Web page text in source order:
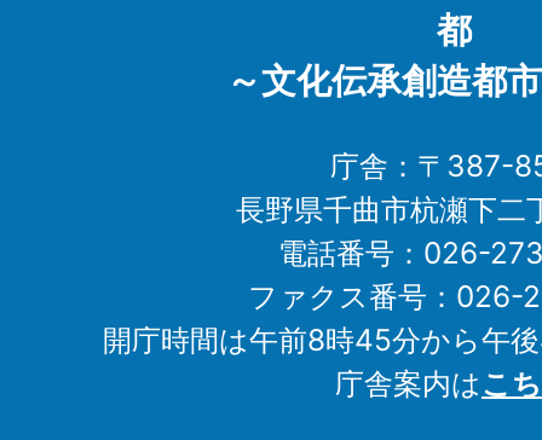
都
～文化伝承創造都
庁舎：〒387-
長野県千曲市杭瀬下二
電話番号：026-
ファクス番号：026-
開庁時間は午前8時45分から午
庁舎案内はこ